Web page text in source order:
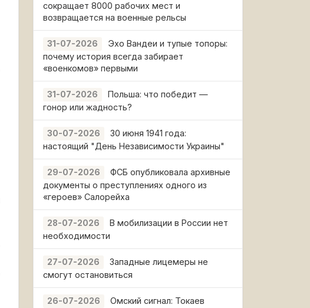
сокращает 8000 рабочих мест и
возвращается на военные рельсы
31-07-2026
Эхо Вандеи и тупые топоры:
почему история всегда забирает
«военкомов» первыми
31-07-2026
Польша: что победит —
гонор или жадность?
30-07-2026
30 июня 1941 года:
настоящий "День Независимости Украины"
29-07-2026
ФСБ опубликовала архивные
документы о преступлениях одного из
«героев» Салорейха
28-07-2026
В мобилизации в России нет
необходимости
27-07-2026
Западные лицемеры не
смогут остановиться
26-07-2026
Омский сигнал: Токаев